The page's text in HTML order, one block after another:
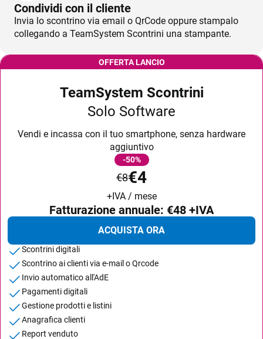
Condividi con il cliente
Invia lo scontrino via email o QrCode oppure stampalo
collegando a TeamSystem Scontrini una stampante.
OFFERTA LANCIO
TeamSystem Scontrini
Solo Software
Vendi e incassa con il tuo smartphone, senza hardware
aggiuntivo
-50%
€8€4
+IVA / mese
Fatturazione annuale: €48 +IVA
ACQUISTA ORA
Scontrini digitali
Scontrino ai clienti via e-mail o Qrcode
Invio automatico all'AdE
Pagamenti digitali
Gestione prodotti e listini
Anagrafica clienti
Report venduto